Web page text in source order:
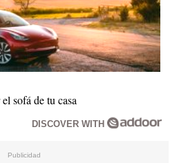
sofá de tu casa
DISCOVER WITH